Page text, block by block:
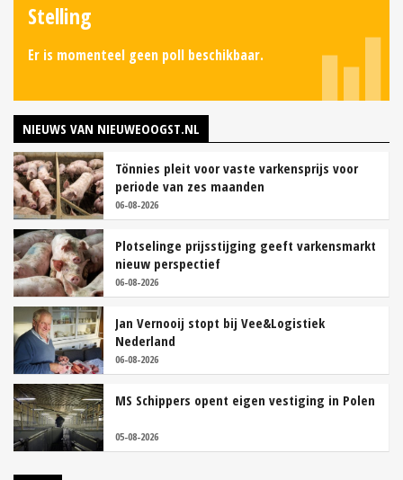
Stelling
Er is momenteel geen poll beschikbaar.
NIEUWS VAN NIEUWEOOGST.NL
Tönnies pleit voor vaste varkensprijs voor
periode van zes maanden
06-08-2026
Plotselinge prijsstijging geeft varkensmarkt
nieuw perspectief
06-08-2026
Jan Vernooij stopt bij Vee&Logistiek
Nederland
06-08-2026
MS Schippers opent eigen vestiging in Polen
05-08-2026